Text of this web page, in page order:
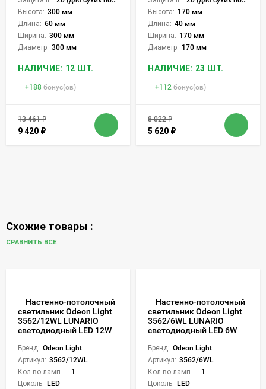
Высота: 300 мм
Длина: 60 мм
Ширина: 300 мм
Диаметр: 300 мм
НАЛИЧИЕ: 12 ШТ.
+188 бонус(ов)
13 461₽
9 420 ₽
Высота: 170 мм
Длина: 40 мм
Ширина: 170 мм
Диаметр: 170 мм
НАЛИЧИЕ: 23 ШТ.
+112 бонус(ов)
8 022₽
5 620 ₽
Схожие товары :
СРАВНИТЬ ВСЕ
Настенно-потолочный
светильник Odeon Light
3562/12WL LUNARIO
светодиодный LED 12W
Бренд: Odeon Light
Артикул: 3562/12WL
Кол-во ламп или LED: 1
Цоколь: LED
Настенно-потолочный
светильник Odeon Light
3562/6WL LUNARIO
светодиодный LED 6W
Бренд: Odeon Light
Артикул: 3562/6WL
Кол-во ламп или LED: 1
Цоколь: LED